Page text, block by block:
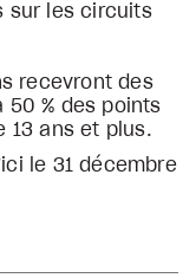
sur les circuits
recevront des
% des points
13 ans et plus.
le 31 décembre